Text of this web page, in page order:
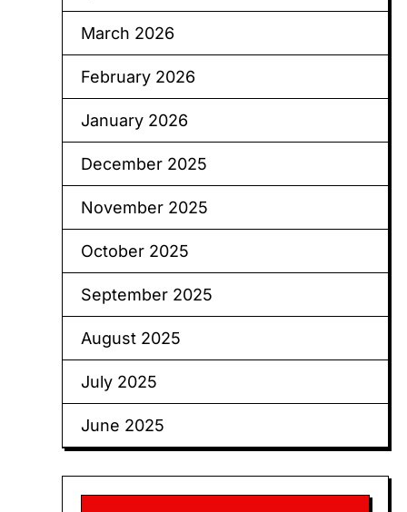
March 2026
February 2026
January 2026
December 2025
November 2025
October 2025
September 2025
August 2025
July 2025
June 2025